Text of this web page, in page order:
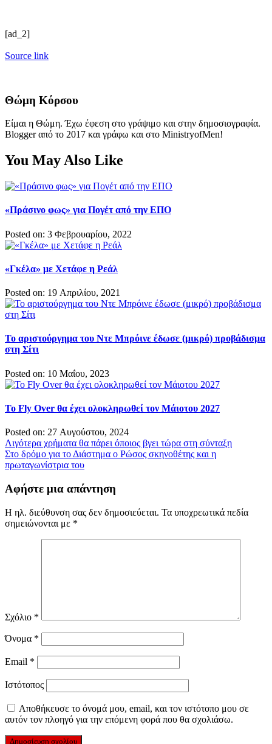
[ad_2]
Source link
Θώμη Κόρσου
Είμαι η Θώμη. Έχω έφεση στο γράψιμο και στην δημοσιογραφία.
Blogger από το 2017 και γράφω και στο MinistryofMen!
You May Also Like
«Πράσινο φως» για Πογέτ από την ΕΠΟ
Posted on: 3 Φεβρουαρίου, 2022
«Γκέλα» με Χετάφε η Ρεάλ
Posted on: 19 Απριλίου, 2021
Το αριστούργημα του Ντε Μπρόινε έδωσε (μικρό) προβάδισμα
στη Σίτι
Posted on: 10 Μαΐου, 2023
Το Fly Over θα έχει ολοκληρωθεί τον Μάιοτου 2027
Posted on: 27 Αυγούστου, 2024
Πλοήγηση
άρθρων
Λιγότερα χρήματα θα πάρει όποιος βγει τώρα στη σύνταξη
Στο δρόμο για το Διάστημα ο Ρώσος σκηνοθέτης και η
πρωταγωνίστρια του
Αφήστε μια απάντηση
Η ηλ. διεύθυνση σας δεν δημοσιεύεται. Τα υποχρεωτικά πεδία
σημειώνονται με *
Σχόλιο *
Όνομα *
Email *
Ιστότοπος
Αποθήκευσε το όνομά μου, email, και τον ιστότοπο μου σε
αυτόν τον πλοηγό για την επόμενη φορά που θα σχολιάσω.